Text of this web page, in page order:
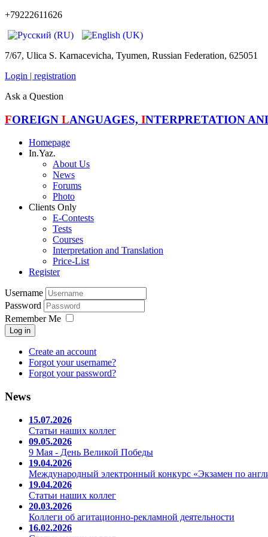
+79222611626
7/67, Ulica S. Karnacevicha, Tyumen, Russian Federation, 625051
Login | registration
Ask a Question
FOREIGN LANGUAGES, INTERPRETATION
Homepage
In.Yaz.
About Us
News
Forums
Photo
Clients Only
E-Contests
Tests
Courses
Interpretation and Translation
Price-List
Register
Username
Password
Remember Me
Log in
Create an account
Forgot your username?
Forgot your password?
News
15.07.2026
Статьи наших коллег
09.05.2026
9 Мая - День Великой Победы
19.04.2026
Международный электронный конкурс «Экзамен по
19.04.2026
Статьи наших коллег
20.03.2026
Коллеги об агитационно-рекламной деятельности
16.02.2026